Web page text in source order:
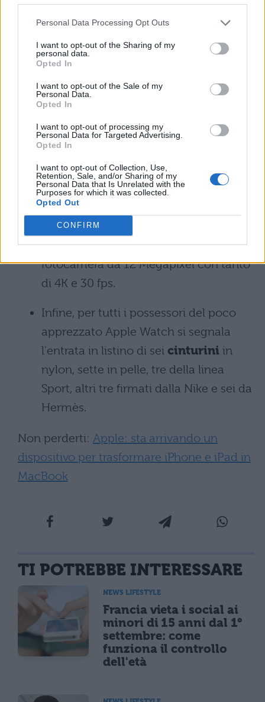
Personal Data Processing Opt Outs
I want to opt-out of the Sharing of my
personal data.
Opted In
I want to opt-out of the Sale of my
Personal Data.
Opted In
I want to opt-out of processing my
Personal Data for Targeted Advertising.
Opted In
I want to opt-out of Collection, Use,
Retention, Sale, and/or Sharing of my
Personal Data that Is Unrelated with the
Purposes for which it was collected.
Opted Out
CONFIRM
gratuita, che cerca di fare concorrenza
a Snapchat ma soprattutto è un'utile
aggiunta alle possibilità offerte da
social network come Twitter,
Instagram e Facebook. La app infatti
aiuta a creare dei brevi video e
sequenze di foto con possibilità di
ritocco, aggiunta di emoj, editing e
Disponibile anche unpotenziamento
dell'iPhone SE
passano a 32 e 128 GB rispettivamente:
tra gli aggiornamenti anche la
fotocamera da 12 Megapixel con tanto
di 4K e 30 fps.
Infine, per tutti i possessori del poco
apprezzato Apple Watch si segnala
l'entrata in listino di sei cinturini in
nylon, sette in pelle, tre della linea
Sport, altri tre firmati dalla Nike e sei da
Hermès.
Non perderti: Apple: sta arrivando un
dispositivo per trasformare iPhone e iPad in
MacBook
TI POTREBBE INTERESSARE
NEWS LIFESTYLE
Francia vieta i social ai
minori di 15 anni dal 1°
settembre: come
funziona il controllo
dell'età